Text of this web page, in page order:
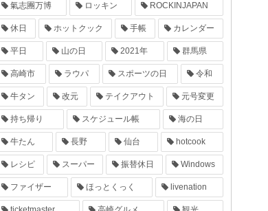
氣志團万博 ロッキン ROCKINJAPAN
休日 ホットクック 手帳 カレンダー
平日 山の日 2021年 群馬県
高崎市 ラウパ スポーツの日 令和
牛タン 改元 テイクアウト 元号変更
持ち帰り スケジュール帳 海の日
牛たん 長野 仙台 hotcook
レシピ スーパー 振替休日 Windows
ファイザー ほっとくっく livenation